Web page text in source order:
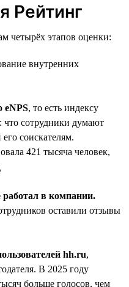
Рейтинг
четырёх этапов оценки:
внутренних
eNPS, то есть индексу
что сотрудники думают
соискателям.
421 тысяча человек,
в компании.
оставили отзывы
hh.ru,
В 2025 году
больше голосов, чем